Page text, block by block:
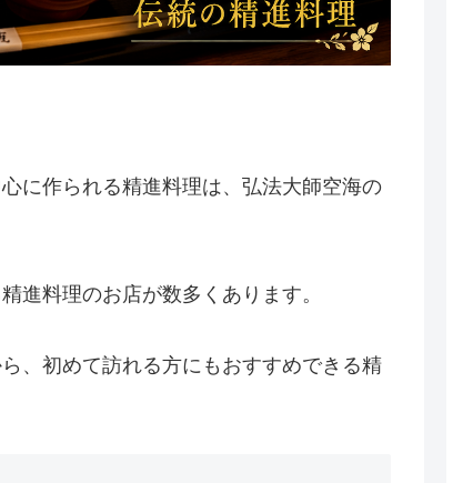
に作られる精進料理は、弘法大師空海の
進料理のお店が数多くあります。
、初めて訪れる方にもおすすめできる精